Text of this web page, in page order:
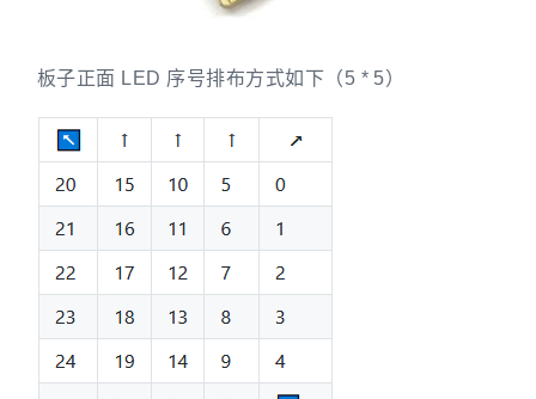
板子正面 LED 序号排布方式如下（5 * 5）